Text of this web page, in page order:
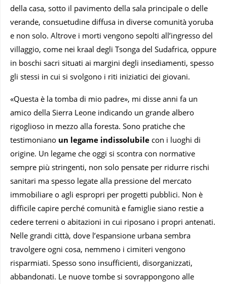
della casa, sotto il pavimento della sala principale o delle
verande, consuetudine diffusa in diverse comunità yoruba
e non solo. Altrove i morti vengono sepolti all’ingresso del
villaggio, come nei kraal degli Tsonga del Sudafrica, oppure
in boschi sacri situati ai margini degli insediamenti, spesso
gli stessi in cui si svolgono i riti iniziatici dei giovani.
«Questa è la tomba di mio padre», mi disse anni fa un
amico della Sierra Leone indicando un grande albero
rigoglioso in mezzo alla foresta. Sono pratiche che
testimoniano un legame indissolubile con i luoghi di
origine. Un legame che oggi si scontra con normative
sempre più stringenti, non solo pensate per ridurre rischi
sanitari ma spesso legate alla pressione del mercato
immobiliare o agli espropri per progetti pubblici. Non è
difficile capire perché comunità e famiglie siano restie a
cedere terreni o abitazioni in cui riposano i propri antenati.
Nelle grandi città, dove l’espansione urbana sembra
travolgere ogni cosa, nemmeno i cimiteri vengono
risparmiati. Spesso sono insufficienti, disorganizzati,
abbandonati. Le nuove tombe si sovrappongono alle